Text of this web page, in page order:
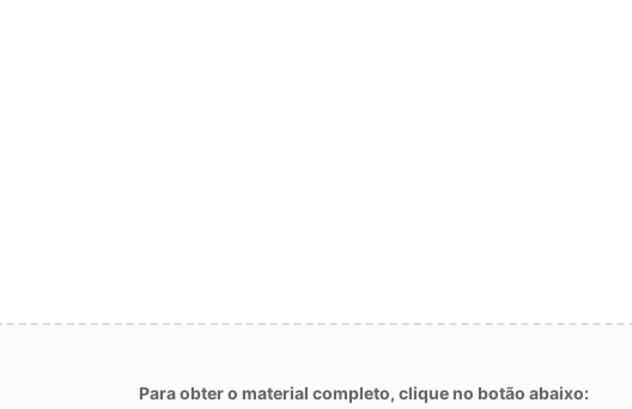
Para obter o material completo, clique no botão abaixo: